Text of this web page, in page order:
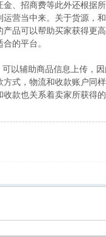
、招商费等此外还根据
营当中来。关于货源，
品可以帮助买家获得更
的平台。
以辅助商品信息上传，
式，物流和收款账户同
款也关系着卖家所获得的